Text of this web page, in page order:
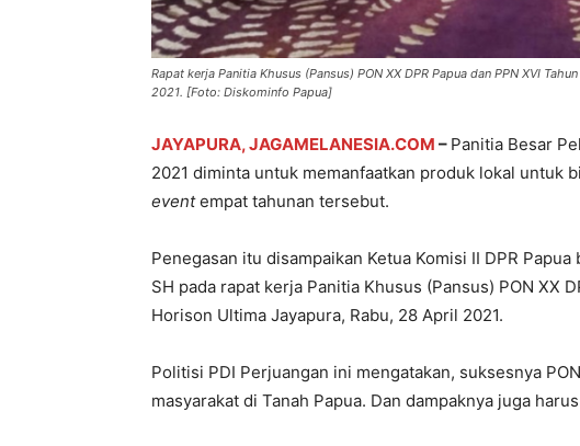
Rapat kerja Panitia Khusus (Pansus) PON XX DPR Papua dan PPN XVI
2021. [Foto: Diskominfo Papua]
JAYAPURA, JAGAMELANESIA.COM – Panitia Besar
2021 diminta untuk memanfaatkan produk lokal untuk
eventempat tahunan tersebut.
Penegasan itu disampaikan Ketua Komisi II DPR
SH pada rapat kerja Panitia Khusus (Pansus) PON XX
Horison Ultima Jayapura, Rabu, 28 April 2021.
Politisi PDI Perjuangan ini mengatakan, suksesnya
masyarakat di Tanah Papua. Dan dampaknya juga